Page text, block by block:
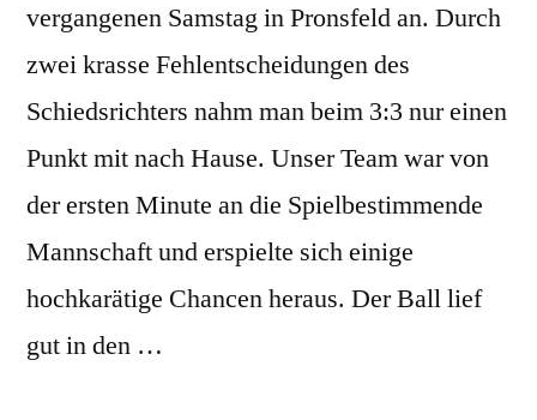
vergangenen Samstag in Pronsfeld an. Durch
zwei krasse Fehlentscheidungen des
Schiedsrichters nahm man beim 3:3 nur einen
Punkt mit nach Hause. Unser Team war von
der ersten Minute an die Spielbestimmende
Mannschaft und erspielte sich einige
hochkarätige Chancen heraus. Der Ball lief
gut in den …